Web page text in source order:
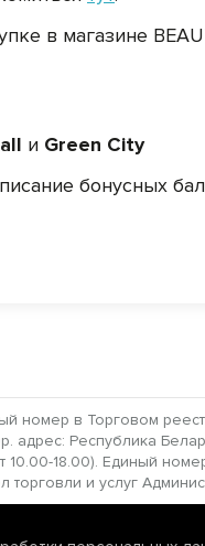
в магазине
и Green City
бонусных
в Торговом
Республика
18.00). Единый
и услуг